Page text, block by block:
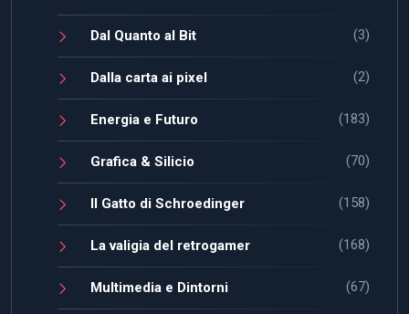
Dal Quanto al Bit (3)
Dalla carta ai pixel (2)
Energia e Futuro (183)
Grafica & Silicio (70)
Il Gatto di Schroedinger (158)
La valigia del retrogamer (168)
Multimedia e Dintorni (67)